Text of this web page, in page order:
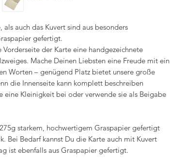
auch das Kuvert sind aus besonders
gefertigt.
der Karte eine handgezeichnete
Mache Deinen Liebsten eine Freude mit ein
Worten – genügend Platz bietet unsere große
die Innenseite kann komplett beschreiben
eine Kleinigkeit bei oder verwende sie als Beigabe
starkem, hochwertigem Graspapier gefertigt
Bei Bedarf kannst Du die Karte auch mit Kuvert
ist ebenfalls aus Graspapier gefertigt.